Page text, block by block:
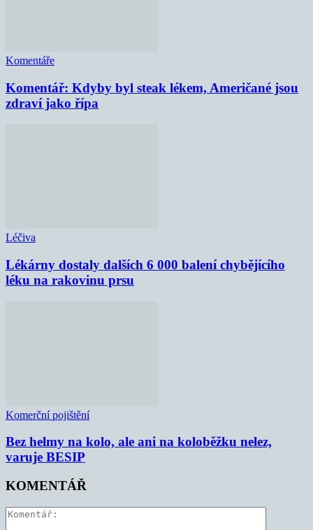
Komentáře
Komentář: Kdyby byl steak lékem, Američané jsou
zdraví jako řípa
Léčiva
Lékárny dostaly dalších 6 000 balení chybějícího
léku na rakovinu prsu
Komerční pojištění
Bez helmy na kolo, ale ani na koloběžku nelez,
varuje BESIP
KOMENTÁŘ